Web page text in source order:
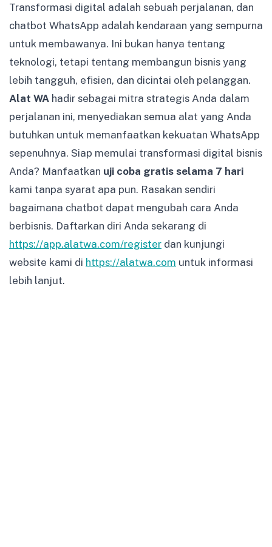
Transformasi digital adalah sebuah perjalanan, dan
chatbot WhatsApp adalah kendaraan yang sempurna
untuk membawanya. Ini bukan hanya tentang
teknologi, tetapi tentang membangun bisnis yang
lebih tangguh, efisien, dan dicintai oleh pelanggan.
Alat WA hadir sebagai mitra strategis Anda dalam
perjalanan ini, menyediakan semua alat yang Anda
butuhkan untuk memanfaatkan kekuatan WhatsApp
sepenuhnya. Siap memulai transformasi digital bisnis
Anda? Manfaatkan uji coba gratis selama 7 hari
kami tanpa syarat apa pun. Rasakan sendiri
bagaimana chatbot dapat mengubah cara Anda
berbisnis. Daftarkan diri Anda sekarang di
https://app.alatwa.com/register dan kunjungi
website kami di https://alatwa.com untuk informasi
lebih lanjut.